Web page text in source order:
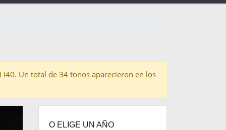
Un total de 34 tonos aparecieron en los
O ELIGE UN AÑO